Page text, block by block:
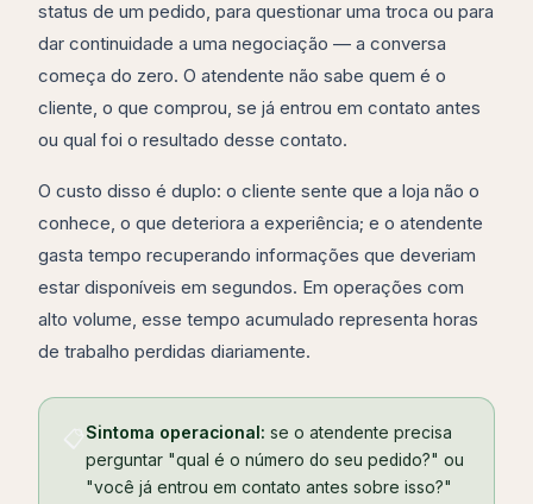
status de um pedido, para questionar uma troca ou para
dar continuidade a uma negociação — a conversa
começa do zero. O atendente não sabe quem é o
cliente, o que comprou, se já entrou em contato antes
ou qual foi o resultado desse contato.
O custo disso é duplo: o cliente sente que a loja não o
conhece, o que deteriora a experiência; e o atendente
gasta tempo recuperando informações que deveriam
estar disponíveis em segundos. Em operações com
alto volume, esse tempo acumulado representa horas
de trabalho perdidas diariamente.
📋Sintoma operacional: se o atendente precisa
perguntar "qual é o número do seu pedido?" ou
"você já entrou em contato antes sobre isso?"